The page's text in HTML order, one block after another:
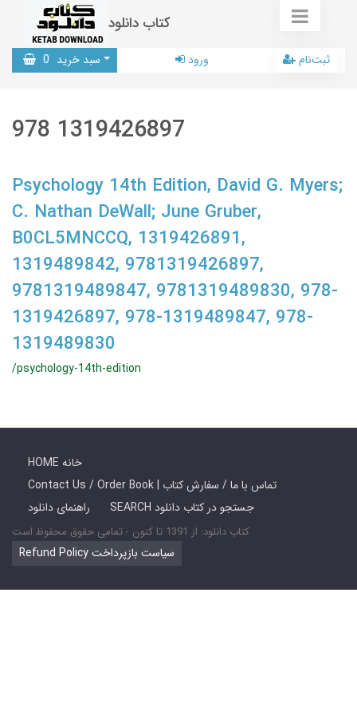
کتاب دانلود
سبد خرید 0 ورود ثبت‌نام
978 1319426897
Psychology 14th Edition, David G. Myers;
C. Nathan DeWall; June Gruber,
B0CL5MNCCQ, 1319426891,
1319489842, 9781319426897,
9781319489847, 9781319489830, 978-
1319426897, 978-1319489847, 978-
1319489830
/psychology-14th-edition
HOME خانه
Contact Us / Order Book | تماس با ما / سفارش کتاب
راهنمای دانلود
SEARCH جستجو در کتاب دانلود
کتاب دانلود: از 1391 تا کنون - تمامی حقوق محفوظ است
Refund Policy سیاست بازپرداخت